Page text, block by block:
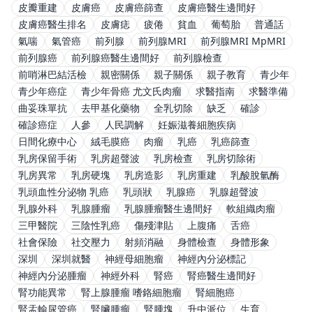
皮瓣重建
皮膚癌 皮膚癌篩查
皮膚癌醫生邊間好
皮膚癌醫生排名
皮膚痣 疲倦 貧血 葡萄胎
普通話
氣喘
氣管癌 前列腺 前列腺MRI
前列腺MRI MpMRI
前列腺癌
前列腺癌醫生邊間好
前列腺檢查
前哨淋巴結活檢
親密關係 親子關係 親子教育
青少年
青少年癌症
青少年骨癌 尤文氏肉瘤 求醫指南
求醫準備
曲妥珠單抗
去甲基化藥物 全乳切除 缺乏
確診
確診癌症
人參 人民調解
妊娠滋養細胞疾病
日間化療中心
絨毛膜癌 肉瘤 乳癌
乳癌篩查
乳房保留手術
乳房超聲波 乳房檢查
乳房切除術
乳房異常
乳房硬塊 乳房造影 乳房重建
乳酸脫氫酶
乳頭血性分泌物 乳癌
乳頭狀 乳腺癌
乳腺超聲波
乳腺外科
乳腺腫瘤 乳腺腫瘤醫生邊間好
軟組織肉瘤
三甲醫院
三陰性乳癌 傷殘津貼 上腹痛
舌癌
社會保險
社交壓力 射頻消融 身體檢查
身體形象
深圳
深圳就醫 神經母細胞瘤
神經內分泌標記
神經內分泌腫瘤
神經外科 腎癌
腎癌醫生邊間好
腎功能異常
腎上腺腫瘤 嗜鉻細胞瘤
腎細胞癌
腎盂輸尿管癌
腎臟腫瘤 腎腫塊 升中派位 生育